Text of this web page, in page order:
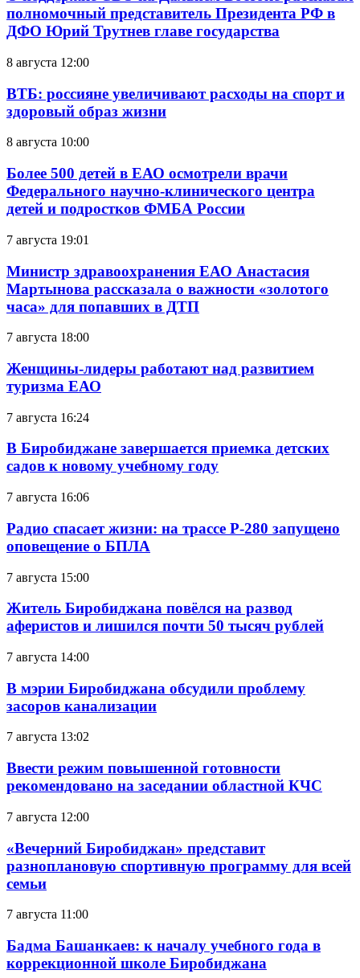
полномочный представитель Президента РФ в
ДФО Юрий Трутнев главе государства
8 августа 12:00
ВТБ: россияне увеличивают расходы на спорт и
здоровый образ жизни
8 августа 10:00
Более 500 детей в ЕАО осмотрели врачи
Федерального научно-клинического центра
детей и подростков ФМБА России
7 августа 19:01
Министр здравоохранения ЕАО Анастасия
Мартынова рассказала о важности «золотого
часа» для попавших в ДТП
7 августа 18:00
Женщины-лидеры работают над развитием
туризма ЕАО
7 августа 16:24
В Биробиджане завершается приемка детских
садов к новому учебному году
7 августа 16:06
Радио спасает жизни: на трассе Р-280 запущено
оповещение о БПЛА
7 августа 15:00
Житель Биробиджана повёлся на развод
аферистов и лишился почти 50 тысяч рублей
7 августа 14:00
В мэрии Биробиджана обсудили проблему
засоров канализации
7 августа 13:02
Ввести режим повышенной готовности
рекомендовано на заседании областной КЧС
7 августа 12:00
«Вечерний Биробиджан» представит
разноплановую спортивную программу для всей
семьи
7 августа 11:00
Бадма Башанкаев: к началу учебного года в
коррекционной школе Биробиджана